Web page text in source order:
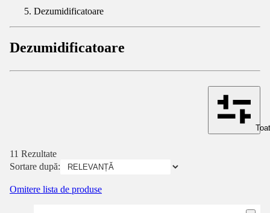
Dezumidificatoare
Dezumidificatoare
11 Rezultate
Sortare după:
Omitere lista de produse